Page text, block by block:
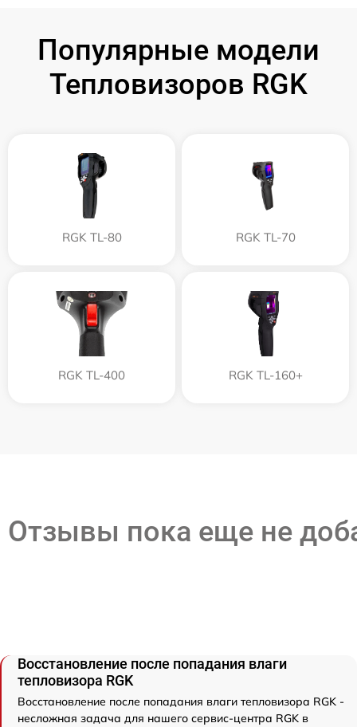
Популярные модели
Тепловизоров RGK
RGK TL-80 RGK TL-70
RGK TL-400 RGK TL-160+
Отзывы пока еще не
Восстановление после попадания влаги
тепловизора RGK
Восстановление после попадания влаги тепловизора RGK -
несложная задача для нашего сервис-центра RGK в